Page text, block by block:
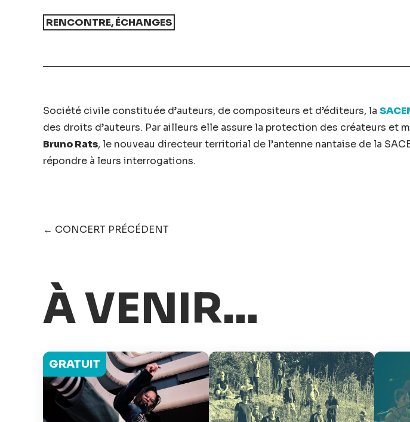
RENCONTRE, ÉCHANGES
Société civile constituée d’auteurs, de compositeurs et d’éditeurs, la
des droits d’auteurs. Par ailleurs elle assure la protection des créateurs et
Bruno Rats, le nouveau directeur territorial de l’antenne nantaise de la
répondre à leurs interrogations.
← CONCERT PRÉCÉDENT
À VENIR...
GRATUIT